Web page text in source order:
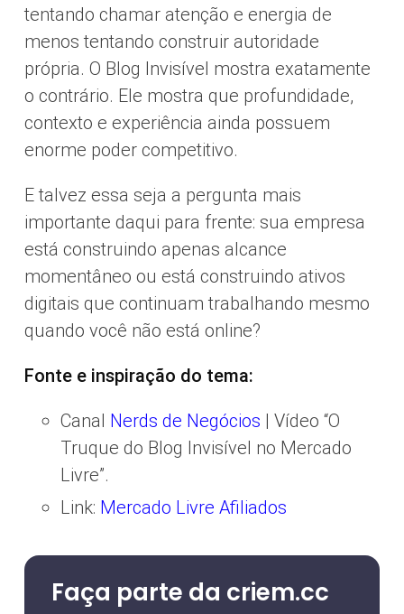
tentando chamar atenção e energia de
menos tentando construir autoridade
própria. O Blog Invisível mostra exatamente
o contrário. Ele mostra que profundidade,
contexto e experiência ainda possuem
enorme poder competitivo.
E talvez essa seja a pergunta mais
importante daqui para frente: sua empresa
está construindo apenas alcance
momentâneo ou está construindo ativos
digitais que continuam trabalhando mesmo
quando você não está online?
Fonte e inspiração do tema:
Canal Nerds de Negócios | Vídeo “O
Truque do Blog Invisível no Mercado
Livre”.
Link: Mercado Livre Afiliados
Faça parte da criem.cc